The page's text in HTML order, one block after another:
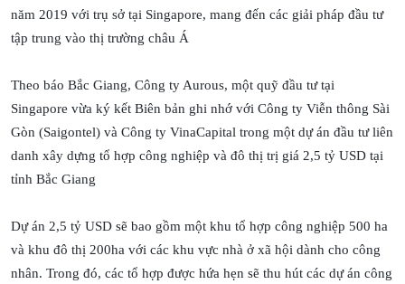
năm 2019 với trụ sở tại Singapore, mang đến các giải pháp đầu tư
tập trung vào thị trường châu Á
Theo báo Bắc Giang, Công ty Aurous, một quỹ đầu tư tại
Singapore vừa ký kết Biên bản ghi nhớ với Công ty Viễn thông Sài
Gòn (Saigontel) và Công ty VinaCapital trong một dự án đầu tư liên
danh xây dựng tổ hợp công nghiệp và đô thị trị giá 2,5 tỷ USD tại
tỉnh Bắc Giang
Dự án 2,5 tỷ USD sẽ bao gồm một khu tổ hợp công nghiệp 500 ha
và khu đô thị 200ha với các khu vực nhà ở xã hội dành cho công
nhân. Trong đó, các tổ hợp được hứa hẹn sẽ thu hút các dự án công